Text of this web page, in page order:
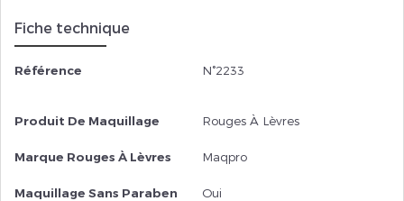
Fiche technique
Référence N°2233
Produit De Maquillage Rouges À Lèvres
Marque Rouges À Lèvres Maqpro
Maquillage Sans Paraben Oui